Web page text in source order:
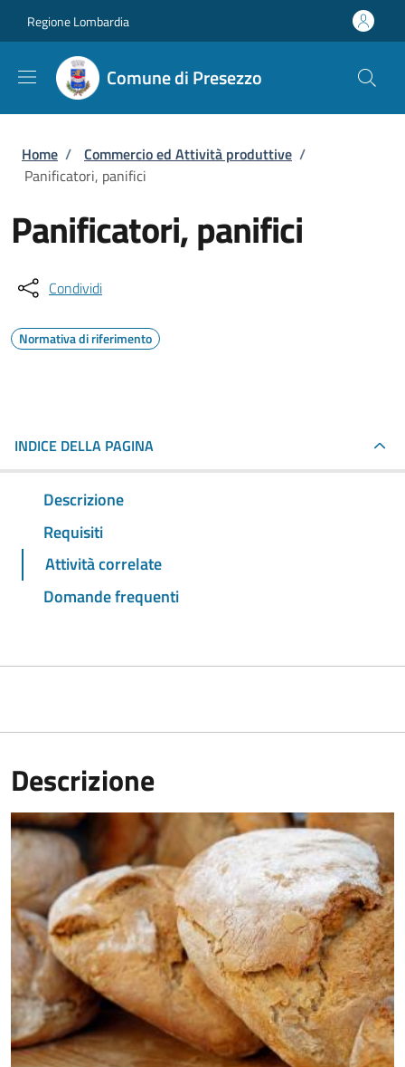
Regione Lombardia
Comune di Presezzo
Briciole di pane
Home / Commercio ed Attività produttive /
Panificatori, panifici
Panificatori, panifici
Condividi
Normativa di riferimento
INDICE DELLA PAGINA
Descrizione
Requisiti
Attività correlate
Domande frequenti
Descrizione